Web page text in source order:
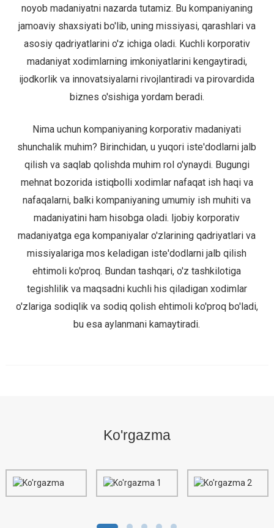
noyob madaniyatni nazarda tutamiz. Bu kompaniyaning
jamoaviy shaxsiyati bo'lib, uning missiyasi, qarashlari va
asosiy qadriyatlarini o'z ichiga oladi. Kuchli korporativ
madaniyat xodimlarning imkoniyatlarini kengaytiradi,
ijodkorlik va innovatsiyalarni rivojlantiradi va pirovardida
biznes o'sishiga yordam beradi.
Nima uchun kompaniyaning korporativ madaniyati
shunchalik muhim? Birinchidan, u yuqori iste'dodlarni jalb
qilish va saqlab qolishda muhim rol o'ynaydi. Bugungi
mehnat bozorida istiqbolli xodimlar nafaqat ish haqi va
nafaqalarni, balki kompaniyaning umumiy ish muhiti va
madaniyatini ham hisobga oladi. Ijobiy korporativ
madaniyatga ega kompaniyalar o'zlarining qadriyatlari va
missiyalariga mos keladigan iste'dodlarni jalb qilish
ehtimoli ko'proq. Bundan tashqari, o'z tashkilotiga
tegishlilik va maqsadni kuchli his qiladigan xodimlar
o'zlariga sodiqlik va sodiq qolish ehtimoli ko'proq bo'ladi,
bu esa aylanmani kamaytiradi.
Ko'rgazma